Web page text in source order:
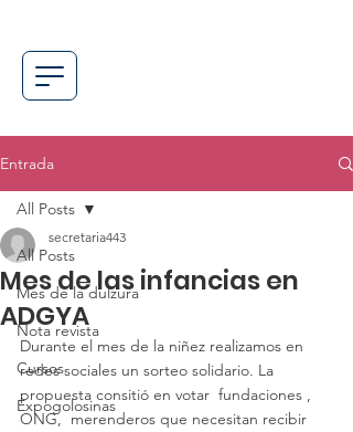
Entrada
All Posts
Mes de la dulzura
Nota revista
Cursos
Expogolosinas
All Posts
Mes de las infancias en
ADGYA
secretaria443
Durante el mes de la niñez realizamos en
redes sociales un sorteo solidario. La
propuesta consitió en votar  fundaciones ,
ONG,  merenderos que necesitan recibir